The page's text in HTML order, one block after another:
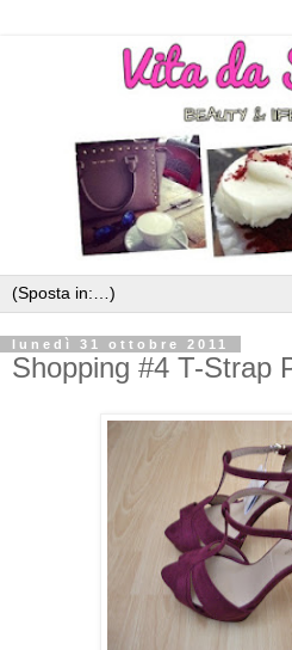
lunedì 31 ottobre 2011
Shopping #4 T-Strap